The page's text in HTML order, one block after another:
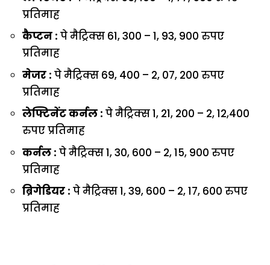
प्रतिमाह
कैप्टन : पे मैट्रिक्स 61, 300 – 1, 93, 900 रुपए
प्रतिमाह
मेजर : पे मैट्रिक्स 69, 400 – 2, 07, 200 रुपए
प्रतिमाह
लेफ्टिनेंट कर्नल : पे मैट्रिक्स 1, 21, 200 – 2, 12,400
रुपए प्रतिमाह
कर्नल : पे मैट्रिक्स 1, 30, 600 – 2, 15, 900 रुपए
प्रतिमाह
ब्रिगेडियर : पे मैट्रिक्स 1, 39, 600 – 2, 17, 600 रुपए
प्रतिमाह